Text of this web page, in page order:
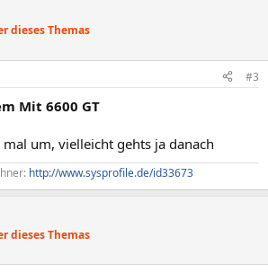
dieses Themas
#3
Mit 6600 GT
um, vielleicht gehts ja danach
http://www.sysprofile.de/id33673
dieses Themas